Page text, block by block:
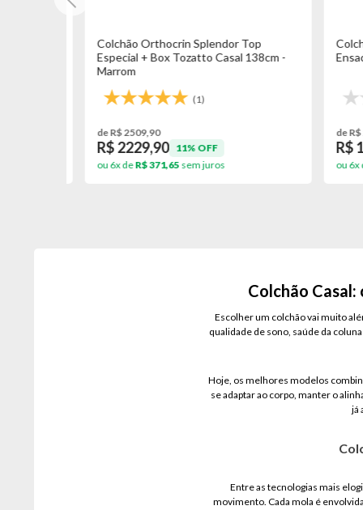
Colchão Orthocrin Splendor Top
Especial + Box Tozatto Casal 138cm -
Marrom
(1)
de R$ 2509,90
R$ 2229,90 11% OFF
ou 6x deR$ 371,65sem juros
de R$
R$
ou 6x de
Colchão
Escolher um colchão vai muito
qualidade de sono, saúde da
Hoje, os melhores modelos
se adaptar ao corpo, manter o
já
Entre as tecnologias mais
movimento. Cada mola é